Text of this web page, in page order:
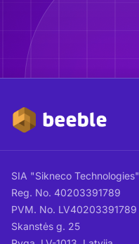
SIA "Sikneco Technologies"
Reg. No. 40203391789
PVM. No. LV40203391789
Skanstės g. 25